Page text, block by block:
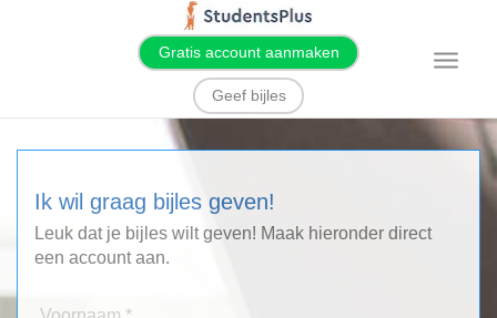
Gratis account aanmaken
Geef bijles
T
l
n
Ik wil graag bijles geven!
Leuk dat je bijles wilt geven! Maak hieronder direct
een account aan.